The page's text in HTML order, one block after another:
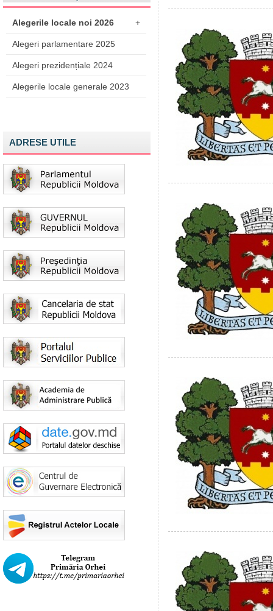
Alegerile locale noi 2026 +
Alegeri parlamentare 2025
Alegeri prezidențiale 2024
Alegerile locale generale 2023
ADRESE UTILE